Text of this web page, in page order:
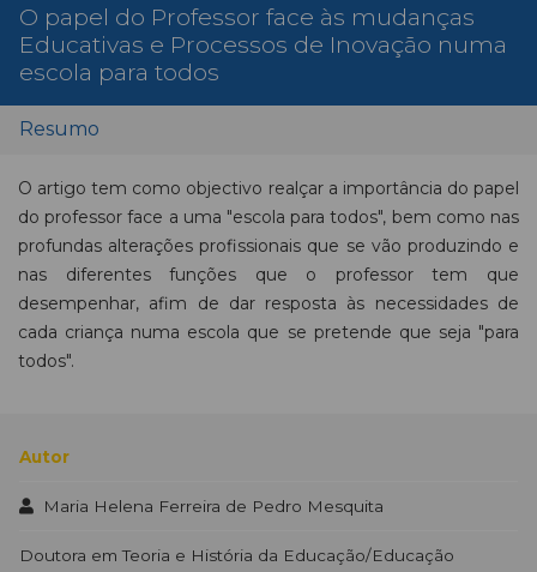
O papel do Professor face às mudanças
Educativas e Processos de Inovação numa
escola para todos
Resumo
O artigo tem como objectivo realçar a importância do papel
do professor face a uma "escola para todos", bem como nas
profundas alterações profissionais que se vão produzindo e
nas diferentes funções que o professor tem que
desempenhar, afim de dar resposta às necessidades de
cada criança numa escola que se pretende que seja "para
todos".
Autor
Maria Helena Ferreira de Pedro Mesquita
Doutora em Teoria e História da Educação/Educação